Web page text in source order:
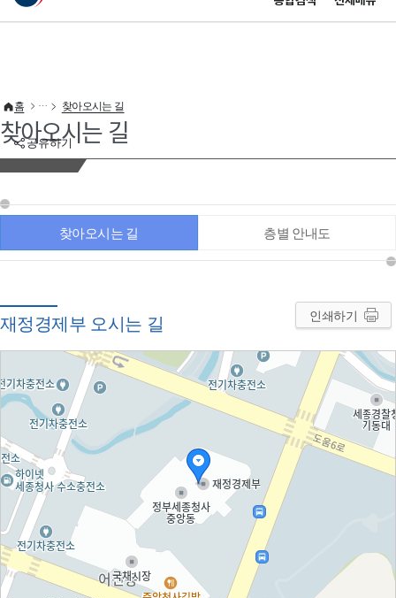
이 누리집은 대한민국 공식 전자정부 누리집입니다.
공유하기
홈 찾아오시는 길
찾아오시는 길
찾아오시는 길 층별 안내도
재정경제부 오시는 길 인쇄하기